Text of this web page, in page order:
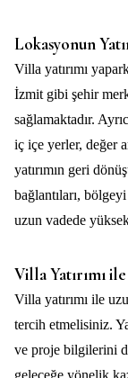
Lokasyonun
Villa yatırımı
İzmit gibi şehir
sağlamaktadır.
iç içe yerler, değer
yatırımın geri
bağlantıları,
uzun vadede
Villa Yatırımı
Villa yatırımı ile
tercih etmelisiniz.
ve proje bilgilerini
geleceğe yönelik